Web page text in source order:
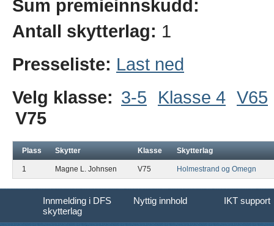
Sum premieinnskudd:
Antall skytterlag: 1
Presseliste: Last ned
Velg klasse: 3-5 Klasse 4 V65
V75
Plass Skytter Klasse Skytterlag
1 Magne L. Johnsen V75 Holmestrand og Omegn
Innmelding i DFS
skytterlag
Nyttig innhold IKT support